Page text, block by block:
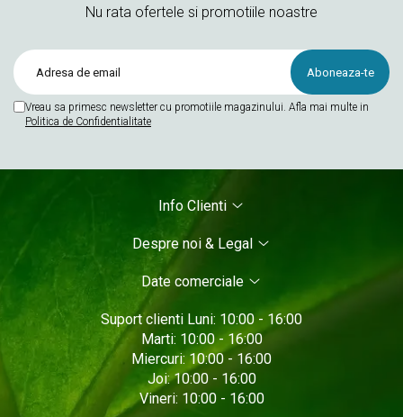
Nu rata ofertele si promotiile noastre
Vreau sa primesc newsletter cu promotiile magazinului. Afla mai multe in
Politica de Confidentialitate
Info Clienti
Despre noi & Legal
Date comerciale
Suport clienti Luni: 10:00 - 16:00
Marti: 10:00 - 16:00
Miercuri: 10:00 - 16:00
Joi: 10:00 - 16:00
Vineri: 10:00 - 16:00